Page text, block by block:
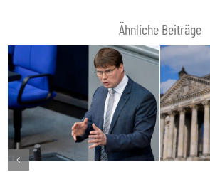
Ähnliche Beiträge